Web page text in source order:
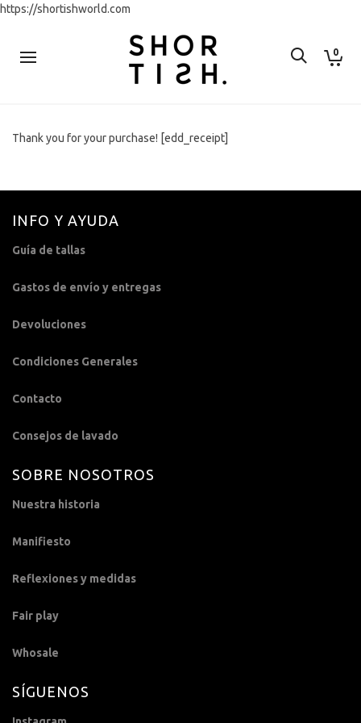
https://shortishworld.com
0
Thank you for your purchase! [edd_receipt]
INFO Y AYUDA
Guía de tallas
Gastos de envío y entregas
Devoluciones
Condiciones Generales
Contacto
Consejos de lavado
SOBRE NOSOTROS
Nuestra historia
Manifiesto
Reflexiones y medidas
Fair play
Whosale
SÍGUENOS